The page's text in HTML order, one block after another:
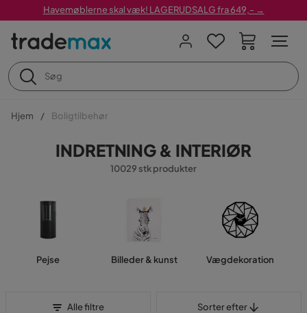
Havemøblerne skal væk! LAGERUDSALG fra 649,- →
Hjem Boligtilbehør
INDRETNING & INTERIØR
10029 stk produkter
Pejse Billeder & kunst Vægdekoration
Alle filtre Sorter efter